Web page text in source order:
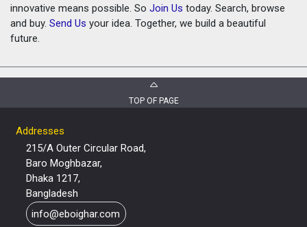
innovative means possible. So Join Us today. Search, browse
and buy. Send Us your idea. Together, we build a beautiful
future.
TOP OF PAGE
Addresses
215/A Outer Circular Road,
Baro Moghbazar,
Dhaka 1217,
Bangladesh
info@eboighar.com